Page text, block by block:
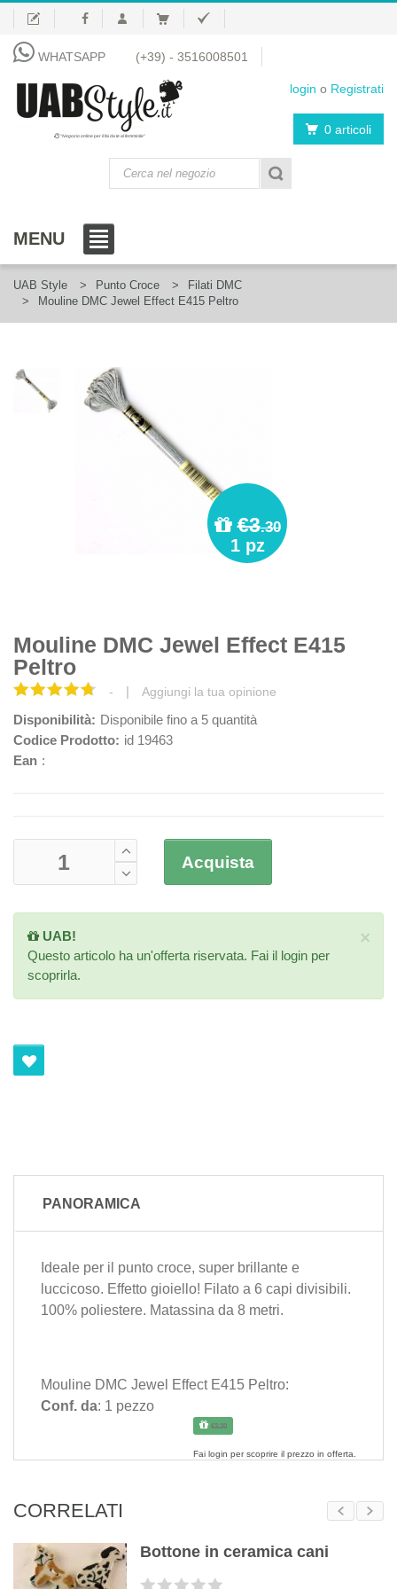
WHATSAPP (+39) - 3516008501
login o Registrati
"Negozio online per il fai da te al femminile" 0 articoli
MENU
UAB Style Punto Croce
Filati DMC
Mouline DMC Jewel Effect E415 Peltro
€3.30
1 pz
Mouline DMC Jewel Effect E415
Peltro
- | Aggiungi la tua opinione
Disponibilità: Disponibile fino a 5 quantità
Codice Prodotto: id 19463
Ean :
Acquista
×
UAB!
Questo articolo ha un'offerta riservata. Fai il login per
scoprirla.
PANORAMICA
Ideale per il punto croce, super brillante e
luccicoso. Effetto gioiello! Filato a 6 capi divisibili.
100% poliestere. Matassina da 8 metri.
Mouline DMC Jewel Effect E415 Peltro:
Conf. da: 1 pezzo
€3.30
Fai login per scoprire il prezzo in offerta.
CORRELATI
Bottone in ceramica cani